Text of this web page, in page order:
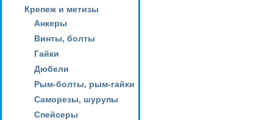
Крепеж и метизы
Анкеры
Винты, болты
Гайки
Дюбели
Рым-болты, рым-гайки
Саморезы, шурупы
Спейсеры